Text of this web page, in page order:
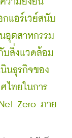
แอร์เวย์สนับ
อุตสาหกรรม
บสิ่งแวดล้อม
นธุรกิจของ
ไทยในการ
Zero ภาย